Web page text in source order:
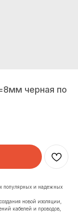
черная по
популярных и надежных
новой изоляции,
кабелей и проводов,